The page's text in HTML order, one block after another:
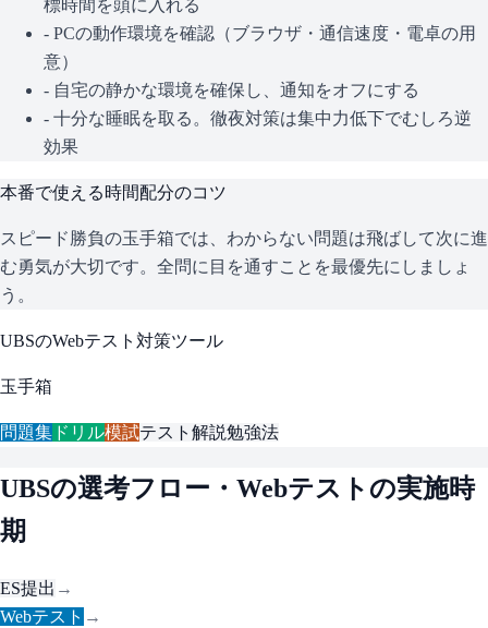
標時間を頭に入れる
- PCの動作環境を確認（ブラウザ・通信速度・電卓の用
意）
- 自宅の静かな環境を確保し、通知をオフにする
- 十分な睡眠を取る。徹夜対策は集中力低下でむしろ逆
効果
本番で使える時間配分のコツ
スピード勝負の玉手箱では、わからない問題は飛ばして次に進
む勇気が大切です。全問に目を通すことを最優先にしましょ
う。
UBSのWebテスト対策ツール
玉手箱
問題集 ドリル模試テスト解説勉強法
UBSの選考フロー・Webテストの実施時
期
ES提出 →
Webテスト →